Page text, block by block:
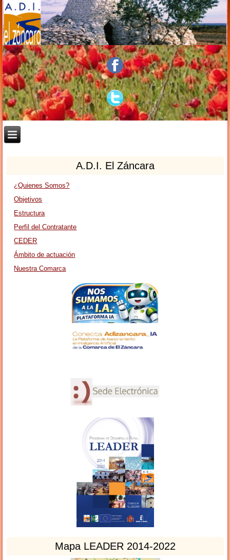
A.D.I. El Záncara
¿Quienes Somos?
Objetivos
Estructura
Perfil del Contratante
CEDER
Ámbito de actuación
Nuestra Comarca
Mapa LEADER 2014-2022